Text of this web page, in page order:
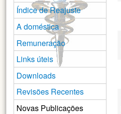
Índice de Reajuste
A doméstica
Remuneração
Links úteis
Downloads
Revisões Recentes
Novas Publicações